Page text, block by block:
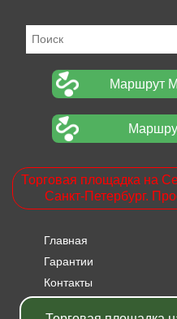
Маршрут
Торговая площадка на
Санкт-Петербург.
Главная
Гарантии
Контакты